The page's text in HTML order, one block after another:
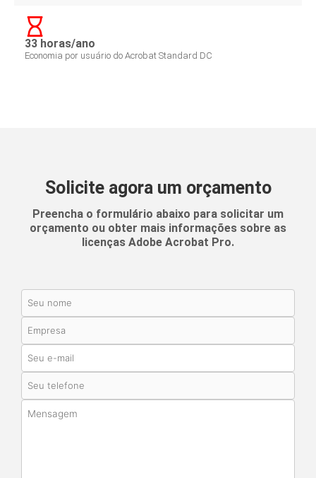
33 horas/ano
Economia por usuário do Acrobat Standard DC
Solicite agora um orçamento
Preencha o formulário abaixo para solicitar um
orçamento ou obter mais informações sobre as
licenças Adobe Acrobat Pro.